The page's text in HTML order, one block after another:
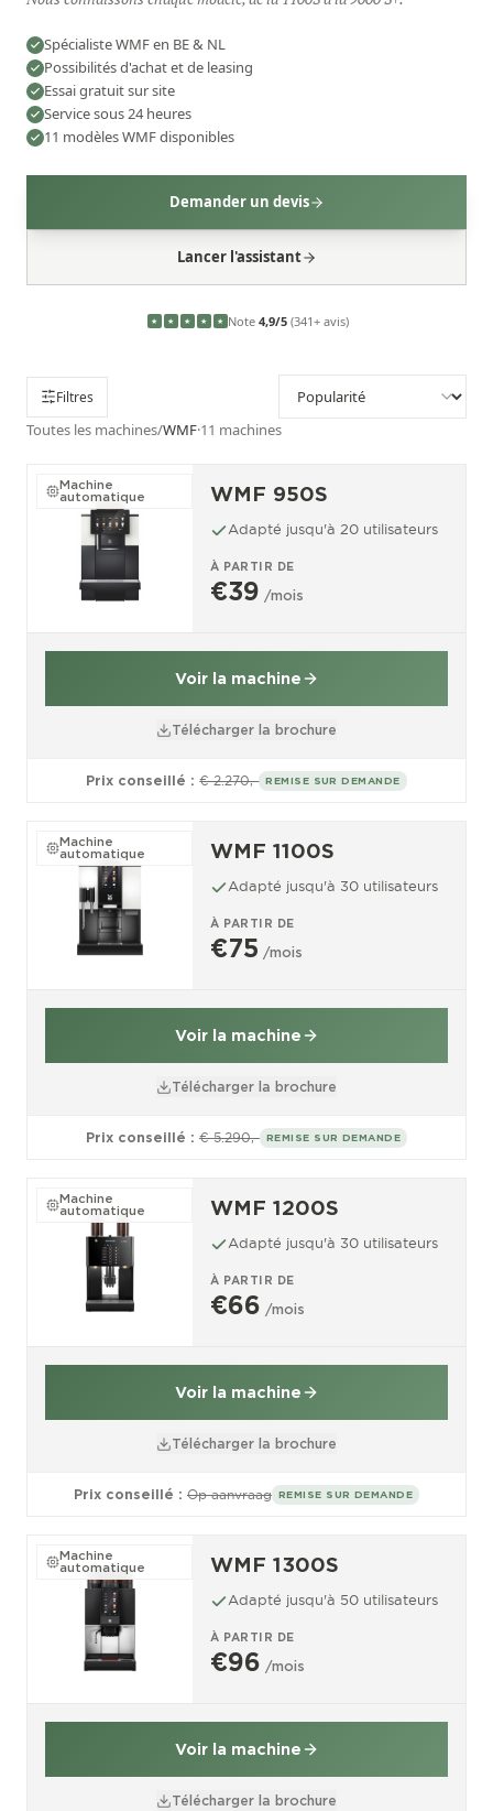
Spécialiste WMF en BE & NL
Possibilités d'achat et de leasing
Essai gratuit sur site
Service sous 24 heures
11 modèles WMF disponibles
Demander un devis
Lancer l'assistant
★ ★ ★ ★ ★ Note 4,9/5(341+ avis)
Filtres
Toutes les machines/WMF·11 machines
Machine
automatique WMF 950S
Adapté jusqu'à 20 utilisateurs
À PARTIR DE
€39 /mois
Voir la machine
Télécharger la brochure
Prix conseillé : € 2.270,- REMISE SUR DEMANDE
Machine
automatique WMF 1100S
Adapté jusqu'à 30 utilisateurs
À PARTIR DE
€75 /mois
Voir la machine
Télécharger la brochure
Prix conseillé : € 5.290,- REMISE SUR DEMANDE
Machine
automatique WMF 1200S
Adapté jusqu'à 30 utilisateurs
À PARTIR DE
€66 /mois
Voir la machine
Télécharger la brochure
Prix conseillé : Op aanvraag REMISE SUR DEMANDE
Machine
automatique WMF 1300S
Adapté jusqu'à 50 utilisateurs
À PARTIR DE
€96 /mois
Voir la machine
Télécharger la brochure